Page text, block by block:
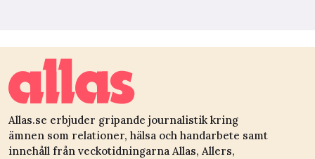
Allas.se erbjuder gripande journalistik kring
ämnen som relationer, hälsa och handarbete samt
innehåll från veckotidningarna Allas, Allers,